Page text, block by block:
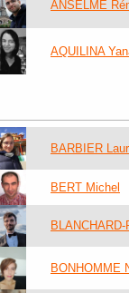
ANSELME
AQUILINA
BARBIER
BERT Michel
BONHOMME